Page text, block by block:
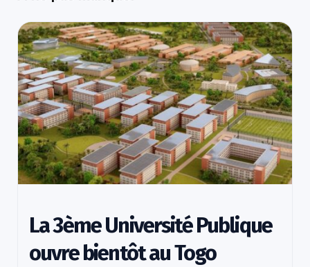
La 3ème Université Publique
ouvre bientôt au Togo